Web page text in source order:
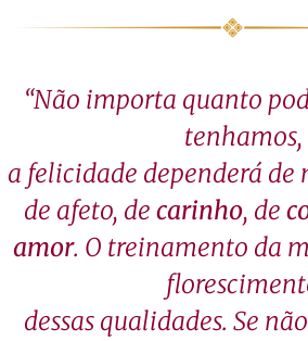
“Não importa quanto
tenhamos,
a felicidade dependerá de
de afeto, de carinho, de
amor. O treinamento da
dessas qualidades. Se